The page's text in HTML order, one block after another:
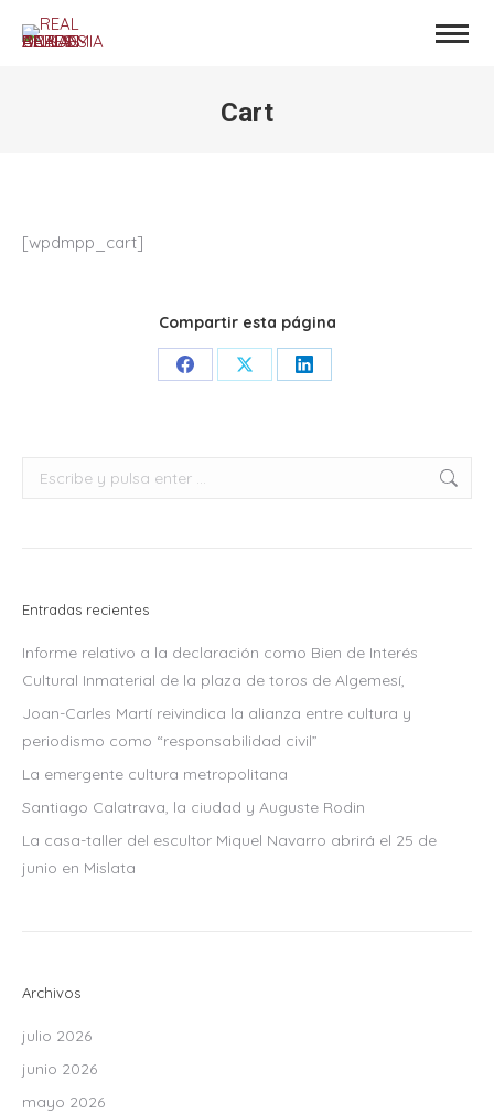
Cart
[wpdmpp_cart]
Compartir esta página
Share Share Share
Buscar:
Entradas recientes
Informe relativo a la declaración como Bien de Interés
Cultural Inmaterial de la plaza de toros de Algemesí,
Joan-Carles Martí reivindica la alianza entre cultura y
periodismo como “responsabilidad civil”
La emergente cultura metropolitana
Santiago Calatrava, la ciudad y Auguste Rodin
La casa-taller del escultor Miquel Navarro abrirá el 25 de
junio en Mislata
Archivos
julio 2026
junio 2026
mayo 2026